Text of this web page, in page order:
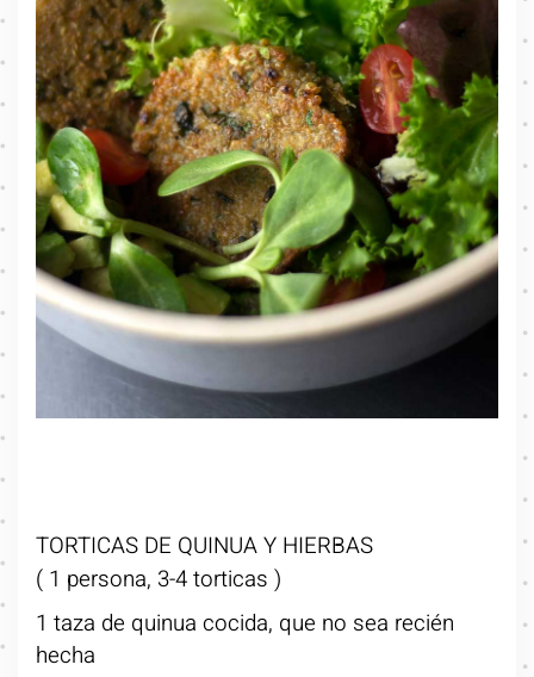
TORTICAS DE QUINUA Y HIERBAS
( 1 persona, 3-4 torticas )
1 taza de quinua cocida, que no sea recién
hecha